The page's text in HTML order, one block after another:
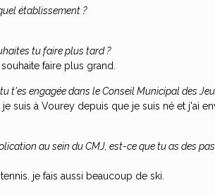
établissement ?
tu faire plus tard ?
faire plus grand.
t'es engagée dans le Conseil Municipal des
suis à Vourey depuis que je suis né et j'ai
au sein du CMJ, est-ce que tu as des
je fais aussi beaucoup de ski.